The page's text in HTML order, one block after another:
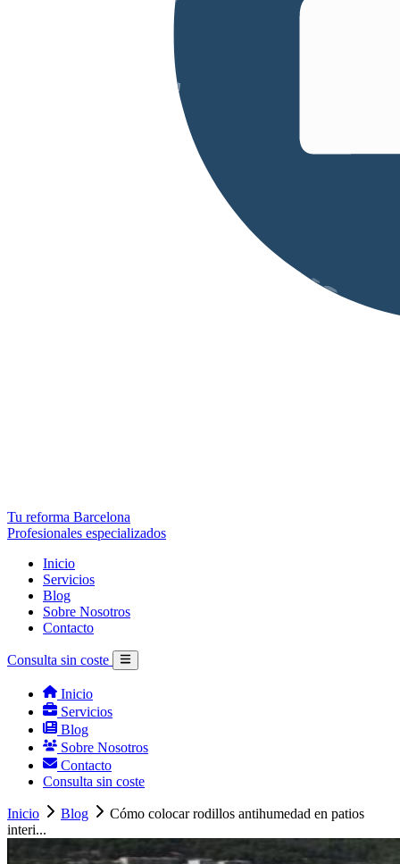
Tu reforma Barcelona
Profesionales especializados
Inicio
Servicios
Blog
Sobre Nosotros
Contacto
Consulta sin coste
Inicio
Servicios
Blog
Sobre Nosotros
Contacto
Consulta sin coste
Inicio Blog
Cómo colocar rodillos antihumedad en patios
interi...